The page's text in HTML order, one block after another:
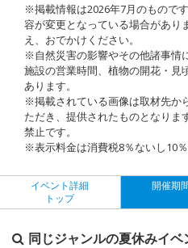
※掲載情報は2026年7月のもので
容が変更となっている場合があり
え、おでかけください。
※自然災害の影響やその他諸事情
施設の営業時間、植物の開花・見
あります。
※掲載されている画像は取材先か
ただき、提供されたものとなりま
禁止です。
※表示料金は消費税8％ないし10％
イベント詳細
トップ
開催期
同じジャンルの夏休みイベ